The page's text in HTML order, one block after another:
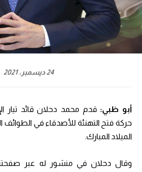
24 ديسمبر، 2021
أبو ظبي: قدم محمد دحلان قائد تيار
حركة فتح التهنئة للأصدقاء في الطوائف
الميلاد المبارك.
وقال دحلان في منشور له عبر